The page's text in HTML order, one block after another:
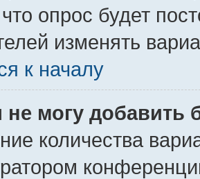
что опрос будет
изменять
к началу
не могу добавить
количества